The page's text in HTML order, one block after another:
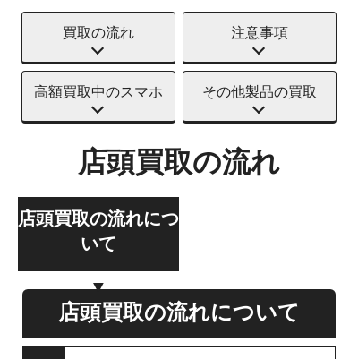
買取の流れ 注意事項
高額買取中のスマホ その他製品の買取
店頭買取の流れ
店頭買取の流れにつ
いて
店頭買取の流れについて